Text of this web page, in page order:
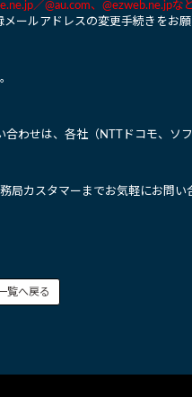
／@au.com、@ezweb.ne.jpな
ールアドレスの変更手続きをお願
わせは、各社（NTTドコモ、ソ
カスタマーまでお気軽にお問い
覧へ戻る